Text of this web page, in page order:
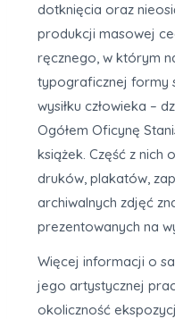
dotknięcia oraz
produkcji masowej
ręcznego, w którym
typograficznej formy
wysiłku człowieka –
Ogółem Oficynę
książek. Część z nich
druków, plakatów,
archiwalnych zdjęć
prezentowanych na
Więcej informacji o
jego artystycznej
okoliczność